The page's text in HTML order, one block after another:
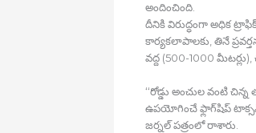
అందించింది.
దీనికి విరుద్ధంగా అధిక
కార్యకలాపాలకు, తినే
వద్ద (500-1000
‘‘రోడ్డు అంచుల వంటి
ఉపయోగించే ఫ్లాగ్‍షిప్‍
జర్నల్‍ పత్రంలో రాశారు.